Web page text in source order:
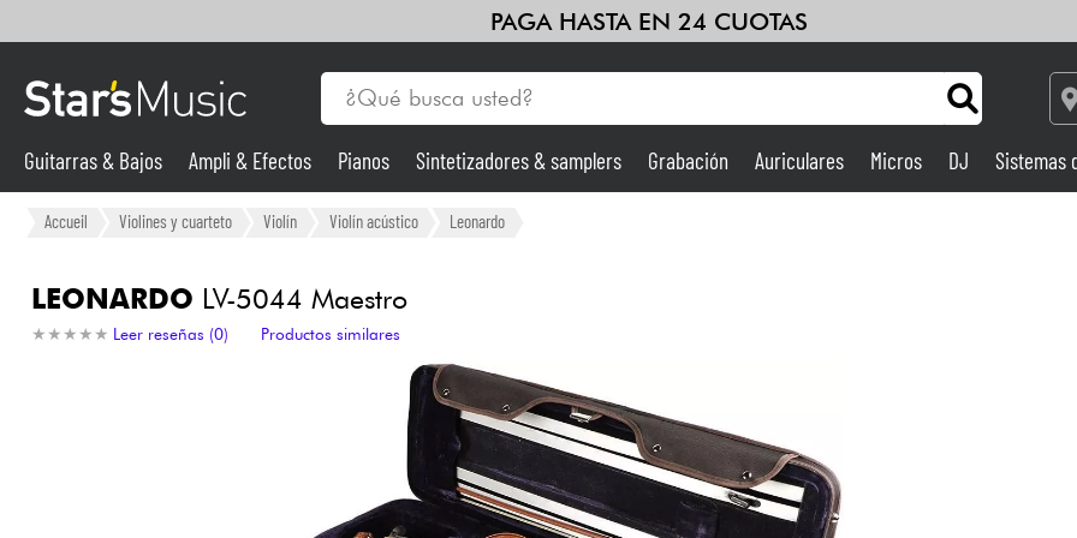
PAGA HASTA EN 24 CUOTAS
Guitarras & Bajos
Sintetizadores & samplers
Batería y percusión
Niños
Guitarras & Bajos Ampli & Efectos Pianos Sintetizadores & samplers Grabación Auriculares Micros DJ Sistemas
Accueil Violines y cuarteto Violín Violín acústico Leonardo
LEONARDO LV-5044 Maestro
★ ★ ★ ★ ★
★ ★ ★ ★ ★ Leer reseñas (0) Productos similares